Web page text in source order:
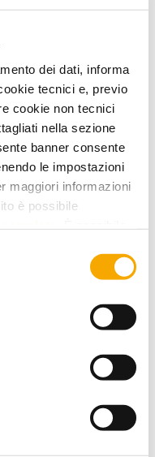
dei dati, informa
tecnici e, previo
cookie non tecnici
nella sezione
banner consente
le impostazioni
maggiori informazioni
è possibile
sui cookie” presente